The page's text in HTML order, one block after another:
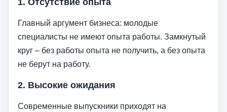
1. Отсутствие опыта
Главный аргумент бизнеса: молодые
специалисты не имеют опыта работы. Замкнутый
круг – без работы опыта не получить, а без опыта
не берут на работу.
2. Высокие ожидания
Современные выпускники приходят на